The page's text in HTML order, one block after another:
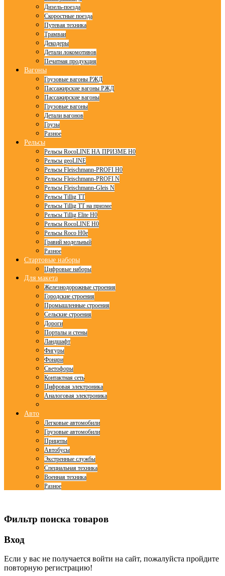
Дизель-поезда
Скоростные поезда
Путевая техника
Трамваи
Декодеры
Детали локомотивов
Печатная продукция
Вагоны
Грузовые вагоны РЖД
Пассажирские вагоны РЖД
Пассажирские вагоны
Грузовые вагоны
Детали вагонов
Грузы
Разное
Рельсы
Рельсы RocoLINE НА ПРИЗМЕ H0
Рельсы geoLINE
Рельсы Fleischmann-PROFI H0
Рельсы Fleischmann-PROFI N
Рельсы Fleischmann-Gleis N
Рельсы Tillig TT
Рельсы Tillig TT на призме
Рельсы Tillig Elite H0
Рельсы RocoLINE H0
Рельсы Roco H0e
Гравий модельный
Разное
Стартовые наборы
Цифровые наборы
Для макета
Железнодорожные строения
Городские строения
Промышленные строения
Сельские строения
Дороги
Порталы и стены
Ландшафт
Фигуры
Фонари
Светофоры
Контактная сеть
Цифровая электроника
Аналоговая электроника
Авто
Легковые автомобили
Грузовые автомобили
Прицепы
Автобусы
Экстренные службы
Специальная техника
Военная техника
Разное
Фильтр поиска товаров
Вход
Если у вас не получается войти на сайт, пожалуйста пройдите
повторную регистрацию!